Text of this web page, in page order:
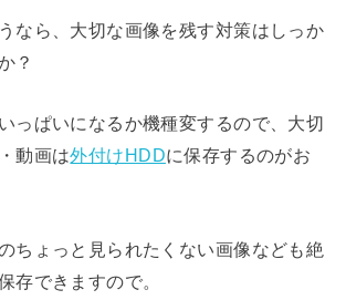
なら、大切な画像を残す対策はしっか
？
っぱいになるか機種変するので、大切
動画は外付けHDDに保存するのがお
ちょっと見られたくない画像なども絶
存できますので。